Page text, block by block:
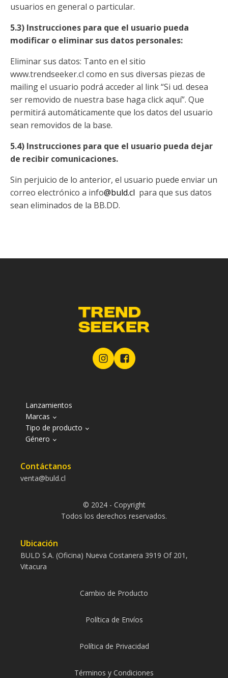
usuarios en general o particular.
5.3) Instrucciones para que el usuario pueda
modificar o eliminar sus datos personales:
Eliminar sus datos: Tanto en el sitio
www.trendseeker.cl como en sus diversas piezas de
mailing el usuario podrá acceder al link “Si ud. desea
ser removido de nuestra base haga click aquí”. Que
permitirá automáticamente que los datos del usuario
sean removidos de la base.
5.4) Instrucciones para que el usuario pueda dejar
de recibir comunicaciones.
Sin perjuicio de lo anterior, el usuario puede enviar un
correo electrónico a info@buld.cl para que sus datos
sean eliminados de la BB.DD.
Lanzamientos
Marcas
Tipo de producto
Género
Contáctanos
venta@buld.cl
© 2024 - Copyright
Todos los derechos reservados.
Ubicación
BULD S.A. (Oficina) Nueva Costanera 3919 Of 201,
Vitacura
Cambio de Producto
Política de Envíos
Política de Privacidad
Términos y Condiciones